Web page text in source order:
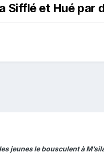
Sifflé et Hué par
jeunes le bousculent à